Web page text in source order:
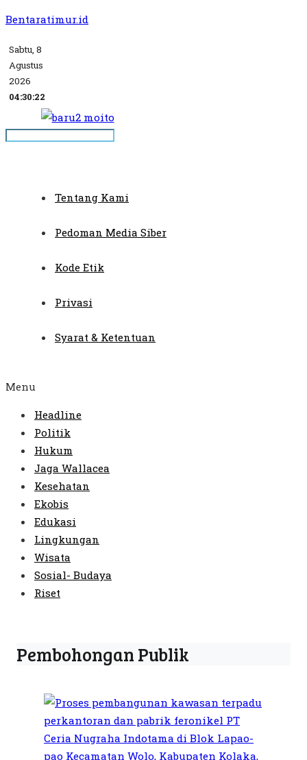
Bentaratimur.id
Sabtu, 8
Agustus
2026
04:30:22
Tentang Kami
Pedoman Media Siber
Kode Etik
Privasi
Syarat & Ketentuan
Menu
Headline
Politik
Hukum
Jaga Wallacea
Kesehatan
Ekobis
Edukasi
Lingkungan
Wisata
Sosial- Budaya
Riset
Pembohongan Publik